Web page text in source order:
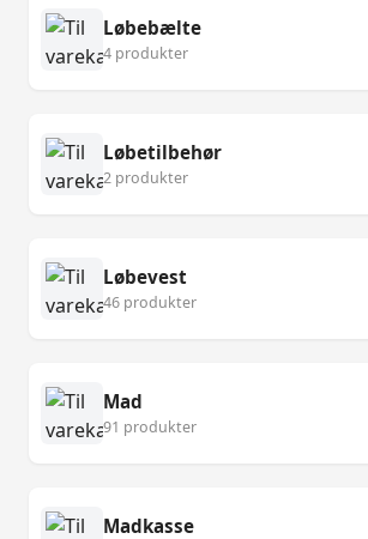
Løbebælte
4 produkter
Løbetilbehør
2 produkter
Løbevest
46 produkter
Mad
91 produkter
Madkasse